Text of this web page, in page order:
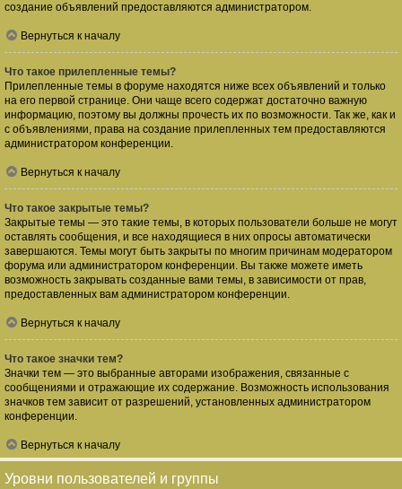
создание объявлений предоставляются администратором.
Вернуться к началу
Что такое прилепленные темы?
Прилепленные темы в форуме находятся ниже всех объявлений и только
на его первой странице. Они чаще всего содержат достаточно важную
информацию, поэтому вы должны прочесть их по возможности. Так же, как и
с объявлениями, права на создание прилепленных тем предоставляются
администратором конференции.
Вернуться к началу
Что такое закрытые темы?
Закрытые темы — это такие темы, в которых пользователи больше не могут
оставлять сообщения, и все находящиеся в них опросы автоматически
завершаются. Темы могут быть закрыты по многим причинам модератором
форума или администратором конференции. Вы также можете иметь
возможность закрывать созданные вами темы, в зависимости от прав,
предоставленных вам администратором конференции.
Вернуться к началу
Что такое значки тем?
Значки тем — это выбранные авторами изображения, связанные с
сообщениями и отражающие их содержание. Возможность использования
значков тем зависит от разрешений, установленных администратором
конференции.
Вернуться к началу
Уровни пользователей и группы